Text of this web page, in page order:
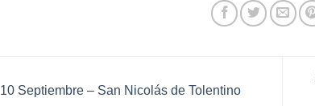
10 Septiembre – San Nicolás de Tolentino